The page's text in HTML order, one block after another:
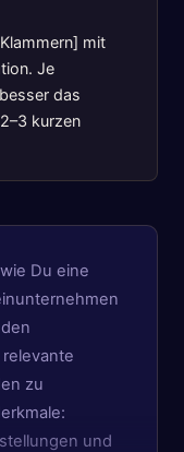
mit
Je
das
kurzen
Du eine
zu
und